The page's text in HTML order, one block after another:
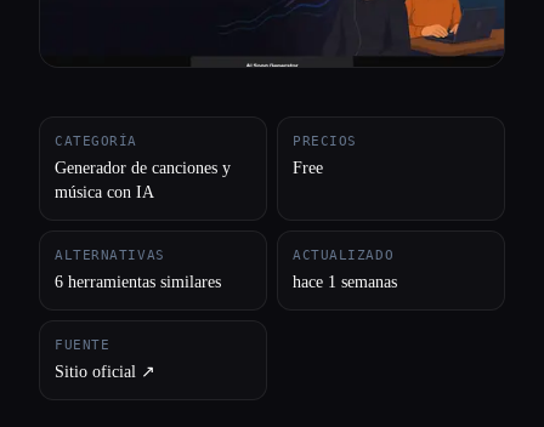
CATEGORÍA
Generador de canciones y
música con IA
PRECIOS
Free
ALTERNATIVAS
6 herramientas similares
ACTUALIZADO
hace 1 semanas
FUENTE
Sitio oficial ↗︎